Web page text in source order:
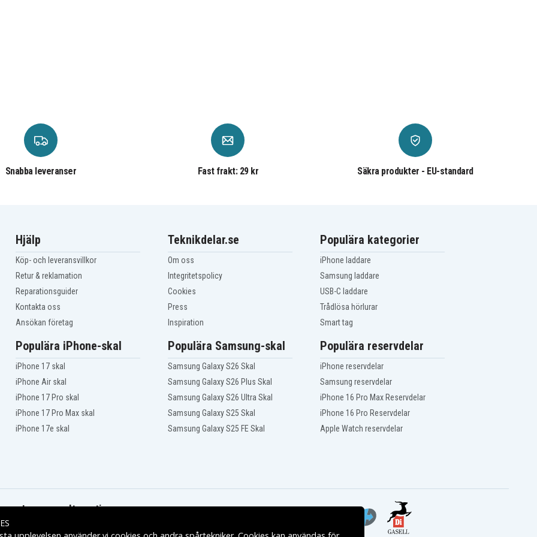
Snabba leveranser Fast frakt: 29 kr Säkra produkter - EU-standard
Hjälp
Köp- och leveransvillkor
Retur & reklamation
Reparationsguider
Kontakta oss
Ansökan företag
Teknikdelar.se
Om oss
Integritetspolicy
Cookies
Press
Inspiration
Populära kategorier
iPhone laddare
Samsung laddare
USB-C laddare
Trådlösa hörlurar
Smart tag
Populära iPhone-skal
iPhone 17 skal
iPhone Air skal
iPhone 17 Pro skal
iPhone 17 Pro Max skal
iPhone 17e skal
Populära Samsung-skal
Samsung Galaxy S26 Skal
Samsung Galaxy S26 Plus Skal
Samsung Galaxy S26 Ultra Skal
Samsung Galaxy S25 Skal
Samsung Galaxy S25 FE Skal
Populära reservdelar
iPhone reservdelar
Samsung reservdelar
iPhone 16 Pro Max Reservdelar
iPhone 16 Pro Reservdelar
Apple Watch reservdelar
Leveransalternativ